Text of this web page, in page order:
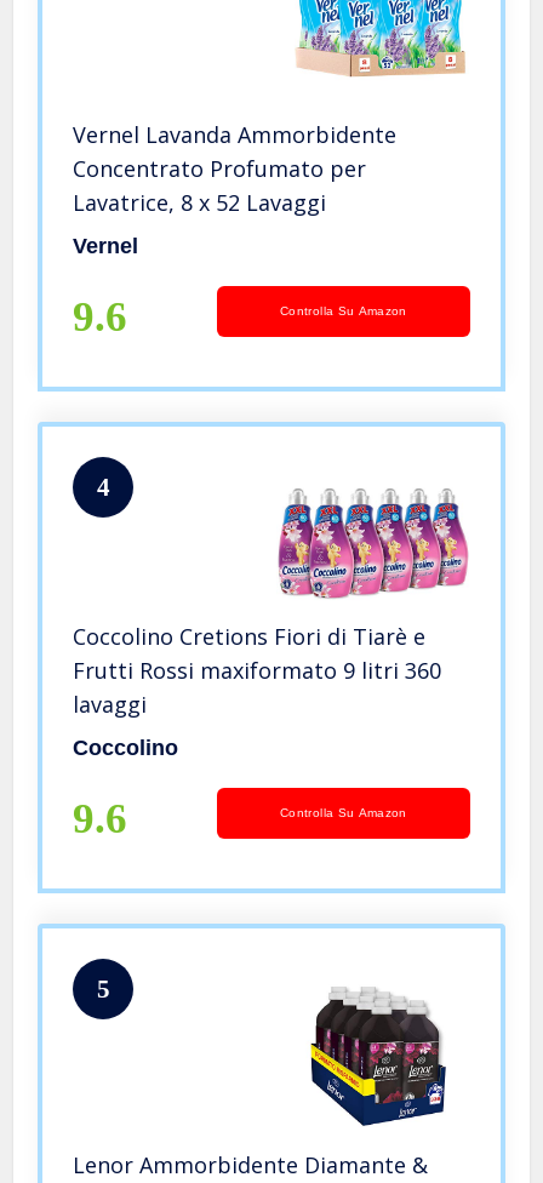
Vernel Lavanda Ammorbidente
Concentrato Profumato per
Lavatrice, 8 x 52 Lavaggi
Vernel
9.6 Controlla Su Amazon
4
Coccolino Cretions Fiori di Tiarè e
Frutti Rossi maxiformato 9 litri 360
lavaggi
Coccolino
9.6 Controlla Su Amazon
5
Lenor Ammorbidente Diamante &